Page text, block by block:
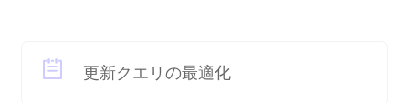
更新クエリの最適化